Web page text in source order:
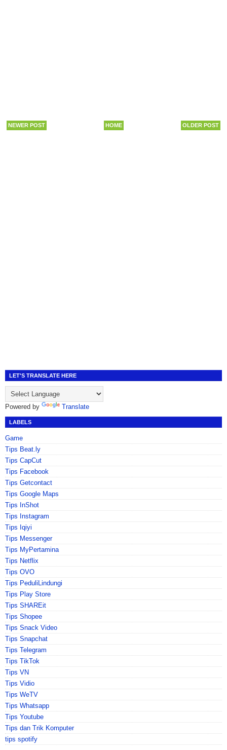
NEWER POST OLDER POST
HOME
LET'S TRANSLATE HERE
Powered by Translate
LABELS
Game
Tips Beat.ly
Tips CapCut
Tips Facebook
Tips Getcontact
Tips Google Maps
Tips InShot
Tips Instagram
Tips Iqiyi
Tips Messenger
Tips MyPertamina
Tips Netflix
Tips OVO
Tips PeduliLindungi
Tips Play Store
Tips SHAREit
Tips Shopee
Tips Snack Video
Tips Snapchat
Tips Telegram
Tips TikTok
Tips VN
Tips Vidio
Tips WeTV
Tips Whatsapp
Tips Youtube
Tips dan Trik Komputer
tips spotify